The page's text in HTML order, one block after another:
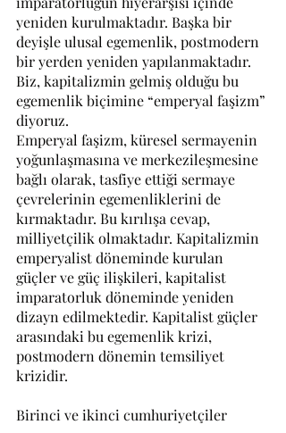
yeniden kurulmaktadır. Başka bir
deyişle ulusal egemenlik, postmodern
bir yerden yeniden yapılanmaktadır.
Biz, kapitalizmin gelmiş olduğu bu
egemenlik biçimine “emperyal faşizm”
diyoruz.
Emperyal faşizm, küresel sermayenin
yoğunlaşmasına ve merkezileşmesine
bağlı olarak, tasfiye ettiği sermaye
çevrelerinin egemenliklerini de
kırmaktadır. Bu kırılışa cevap,
milliyetçilik olmaktadır. Kapitalizmin
emperyalist döneminde kurulan
güçler ve güç ilişkileri, kapitalist
imparatorluk döneminde yeniden
dizayn edilmektedir. Kapitalist güçler
arasındaki bu egemenlik krizi,
postmodern dönemin temsiliyet
krizidir.
Birinci ve ikinci cumhuriyetçiler